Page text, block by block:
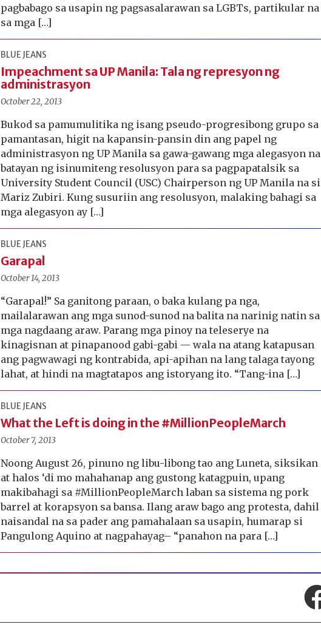
pagbabago sa usapin ng pagsasalarawan sa LGBTs, partikular na
sa mga […]
BLUE JEANS
Impeachment sa UP Manila: Tala ng represyon ng
administrasyon
October 22, 2013
Bukod sa pamumulitika ng isang pseudo-progresibong grupo sa
pamantasan, higit na kapansin-pansin din ang papel ng
administrasyon ng UP Manila sa gawa-gawang mga alegasyon na
batayan ng isinumiteng resolusyon para sa pagpapatalsik sa
University Student Council (USC) Chairperson ng UP Manila na si
Mariz Zubiri. Kung susuriin ang resolusyon, malaking bahagi sa
mga alegasyon ay […]
BLUE JEANS
Garapal
October 14, 2013
“Garapal!” Sa ganitong paraan, o baka kulang pa nga,
mailalarawan ang mga sunod-sunod na balita na narinig natin sa
mga nagdaang araw. Parang mga pinoy na teleserye na
kinagisnan at pinapanood gabi-gabi — wala na atang katapusan
ang pagwawagi ng kontrabida, api-apihan na lang talaga tayong
lahat, at hindi na magtatapos ang istoryang ito. “Tang-ina […]
BLUE JEANS
What the Left is doing in the #MillionPeopleMarch
October 7, 2013
Noong August 26, pinuno ng libu-libong tao ang Luneta, siksikan
at halos ‘di mo mahahanap ang gustong katagpuin, upang
makibahagi sa #MillionPeopleMarch laban sa sistema ng pork
barrel at korapsyon sa bansa. Ilang araw bago ang protesta, dahil
naisandal na sa pader ang pamahalaan sa usapin, humarap si
Pangulong Aquino at nagpahayag– “panahon na para […]